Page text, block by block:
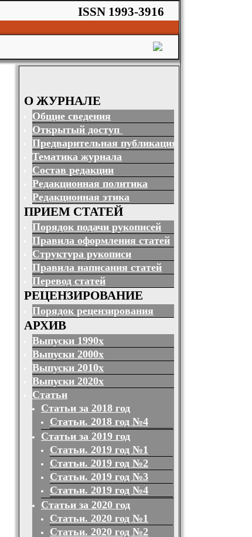
ISSN 1993-3916
О ЖУРНАЛЕ
Общие сведения
Открытый доступ
Предварительная публикация
Тематика журнала
Состав редакции
Редакционная политика
Редакционная этика
ПРИЕМ СТАТЕЙ
Порядок подачи рукописей
Правила оформления статей
Структура рукописи
Правила написания статей
Перевод статей
РЕЦЕНЗИРОВАНИЕ
Порядок рецензирования
АРХИВ
Выпуски 1990х
Выпуски 2000х
Выпуски 2010х
Выпуски 2020х
Статьи
Статьи за 2018 год
Статьи. 2018 год №4
Статьи за 2019 год
Статьи. 2019 год №1
Статьи. 2019 год №2
Статьи. 2019 год №3
Статьи. 2019 год №4
Статьи за 2020 год
Статьи. 2020 год №1
Статьи. 2020 год №2